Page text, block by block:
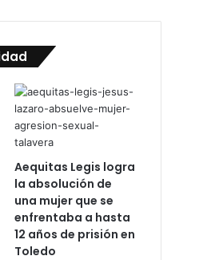
Aequitas Legis logra
la absolución de
una mujer que se
enfrentaba a hasta
12 años de prisión en
Toledo